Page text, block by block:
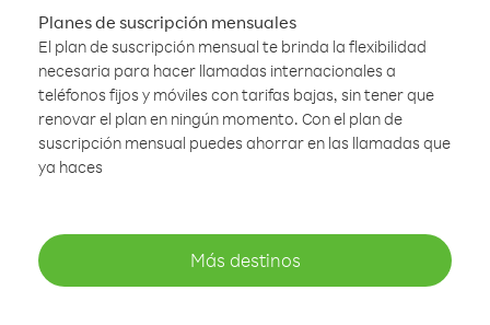
Planes de suscripción mensuales
El plan de suscripción mensual te brinda la flexibilidad
necesaria para hacer llamadas internacionales a
teléfonos fijos y móviles con tarifas bajas, sin tener que
renovar el plan en ningún momento. Con el plan de
suscripción mensual puedes ahorrar en las llamadas que
ya haces
Más destinos